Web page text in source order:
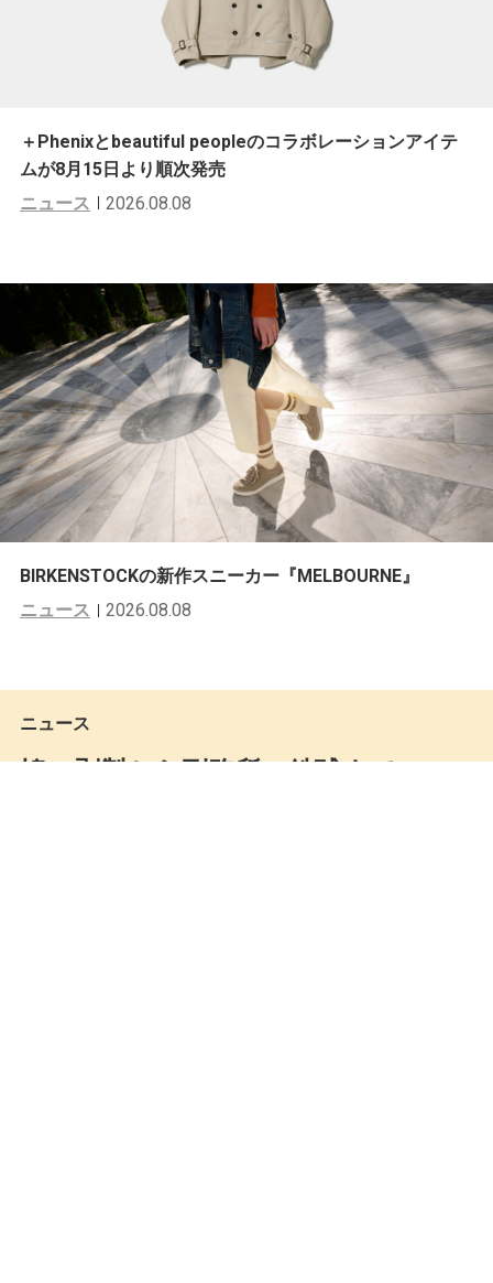
＋Phenixとbeautiful peopleのコラボレーションアイテ
ムが8月15日より順次発売
ニュース
2026.08.08
BIRKENSTOCKの新作スニーカー『MELBOURNE』
ニュース
2026.08.08
ニュース
鳩の剥製から刑務所の鉄球まで。FRA